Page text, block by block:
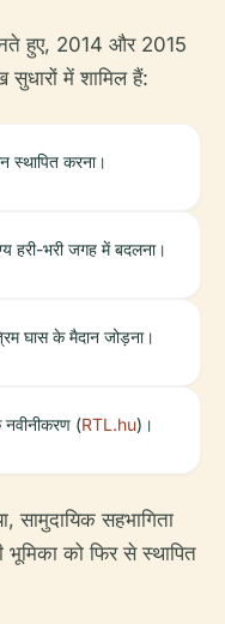
हुए, 2014 और 2015
सुधारों में शामिल हैं:
स्थापित करना।
हरी-भरी जगह में बदलना।
घास के मैदान जोड़ना।
नवीनीकरण (RTL.hu)।
सामुदायिक सहभागिता
को फिर से स्थापित